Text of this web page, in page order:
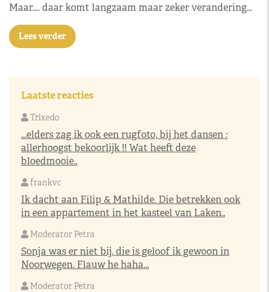
Maar…. daar komt langzaam maar zeker verandering…
Lees verder
Laatste reacties
Trixedo
...elders zag ik ook een rugfoto, bij het dansen :
allerhoogst bekoorlijk !! Wat heeft deze
bloedmooie..
frankvc
Ik dacht aan Filip & Mathilde. Die betrekken ook
in een appartement in het kasteel van Laken..
Moderator Petra
Sonja was er niet bij, die is geloof ik gewoon in
Noorwegen. Flauw he haha...
Moderator Petra